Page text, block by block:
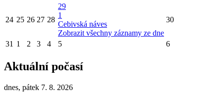
24 25 26 27 28
29
1
Cebivská náves
Zobrazit všechny záznamy ze dne
30
31 1 2 3 4 5 6
Aktuální počasí
dnes, pátek 7. 8. 2026